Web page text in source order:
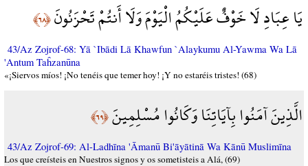
يَا عِبَادِ لَا خَوْفٌ عَلَيْكُمُ الْيَوْمَ وَلَا أَنتُمْ تَحْزَنُونَ﴿٦٨﴾
43/Az Zojrof-68: Yā `Ibādi Lā Khawfun `Alaykumu Al-Yawma Wa Lā
'Antum Taĥzanūna
«¡Siervos míos! ¡No tenéis que temer hoy! ¡Y no estaréis tristes! (68)
الَّذِينَ آمَنُوا بِآيَاتِنَا وَكَانُوا مُسْلِمِينَ﴿٦٩﴾
43/Az Zojrof-69: Al-Ladhīna 'Āmanū Bi'āyātinā Wa Kānū Muslimīna
Los que creísteis en Nuestros signos y os sometisteis a Alá, (69)